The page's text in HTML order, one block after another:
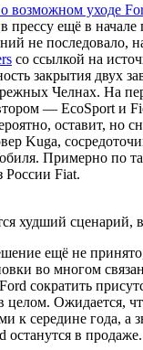
возможном уходе
прессу ещё в начале
не последовало,
со ссылкой на
закрытия двух
Челнах. На
— EcoSport и
оставит, но
Kuga,
Примерно по
России Fiat.
худший
ещё не
во многом
сократить
целом. Ожидается,
к середине года, а
останутся в продаже.